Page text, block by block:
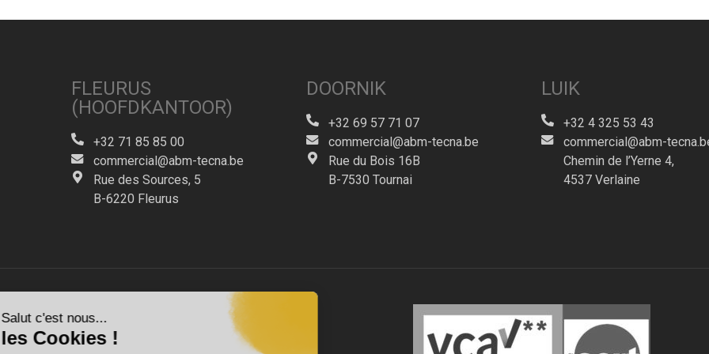
FLEURUS
(HOOFDKANTOOR)
+32 71 85 85 00
commercial@abm-tecna.be
Rue des Sources, 5
B-6220 Fleurus
DOORNIK
+32 69 57 71 07
commercial@abm-tecna.be
Rue du Bois 16B
B-7530 Tournai
LUIK
+32 4 325 53 43
commercial@abm-
Chemin de l’Yerne 4,
4537 Verlaine